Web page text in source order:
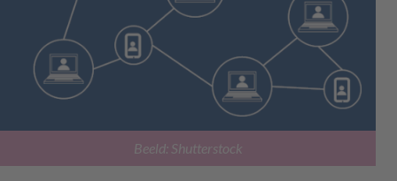
Beeld: Shutterstock